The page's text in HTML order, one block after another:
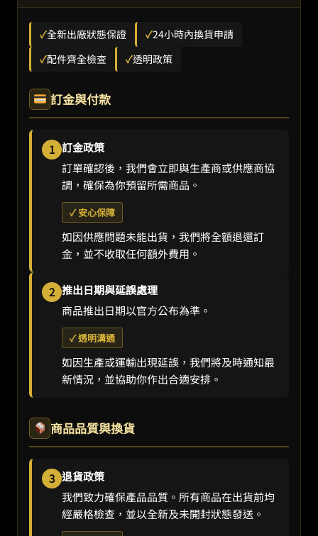
✓全新出廠狀態保證 ✓24小時內換貨申請
✓配件齊全檢查 ✓透明政策
訂金與付款
1 訂金政策
訂單確認後，我們會立即與生產商或供應商協
調，確保為你預留所需商品。
✓ 安心保障
如因供應問題未能出貨，我們將全額退還訂
金，並不收取任何額外費用。
2 推出日期與延誤處理
商品推出日期以官方公布為準。
✓ 透明溝通
如因生產或運輸出現延誤，我們將及時通知最
新情況，並協助你作出合適安排。
商品品質與換貨
3 退貨政策
我們致力確保產品品質。所有商品在出貨前均
經嚴格檢查，並以全新及未開封狀態發送。